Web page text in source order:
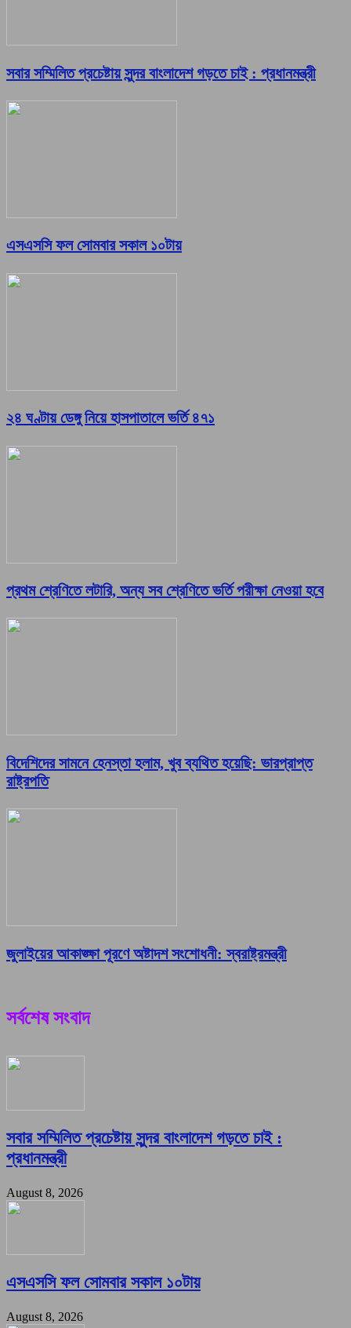
সবার সম্মিলিত প্রচেষ্টায় সুন্দর বাংলাদেশ গড়তে চাই : প্রধানমন্ত্রী
এসএসসি ফল সোমবার সকাল ১০টায়
২৪ ঘণ্টায় ডেঙ্গু নিয়ে হাসপাতালে ভর্তি ৪৭১
প্রথম শ্রেণিতে লটারি, অন্য সব শ্রেণিতে ভর্তি পরীক্ষা নেওয়া হবে
বিদেশিদের সামনে হেনস্তা হলাম, খুব ব্যথিত হয়েছি: ভারপ্রাপ্ত
রাষ্ট্রপতি
জুলাইয়ের আকাঙ্ক্ষা পূরণে অষ্টাদশ সংশোধনী: স্বরাষ্ট্রমন্ত্রী
সর্বশেষ সংবাদ
সবার সম্মিলিত প্রচেষ্টায় সুন্দর বাংলাদেশ গড়তে চাই :
প্রধানমন্ত্রী
August 8, 2026
এসএসসি ফল সোমবার সকাল ১০টায়
August 8, 2026